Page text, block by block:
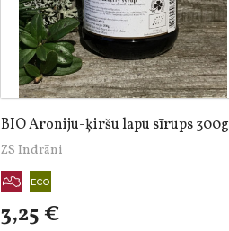
BIO Aroniju-ķiršu lapu sīrups 300g
ZS Indrāni
3,25 €